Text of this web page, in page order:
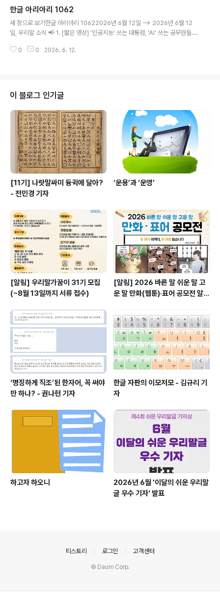
서광화문 한글 현판을 달아야 할 논거를 더욱 체계적으로 세우기 위해 토론회를
엽니다."■ 때: 2026년 6월 29일 월요일 오후 3~6시■ 곳: 한글학회 강당(광
화문)■ 사회이건범 사단법인 한글문화연대 대..
한글 아리아리 1062
새 창으로 보기한글 아리아리 10622026년 6월 12일 --> 2026년 6월 12
일, 우리말 소식 📢 1. [짧은 영상] '인공지능' 쓰는 대통령, 'AI' 쓰는 공무원들.2.
기자상 후보를 추천해주세요 [짧은 영상]'인공지능' 쓰는 대통령,'AI' 쓰는 공무
재명 대통령과 더불어 한글문화연대는 쉬운 우리말을 전파하겠습니다.*영상을
보시고 좋아요 하나씩 부탁드립니다 :)영상으로 [국립..
0 0 2026. 6. 12.
이 블로그 인기글
[11기] 나랏말싸미 듕귁에 달아?
- 전민경 기자
‘운용’과 ‘운영’
[알림] 우리말가꿈이 31기 모집
(~8월 13일까지 서류 접수)
[알림] 2026 바른 말 쉬운 말 고
운 말 만화(웹툰)·표어 공모전 알림
‘명징하게 직조’된 한자어, 꼭 써야
만 하나? - 권나현 기자
한글 자판의 이모저모 - 김규리 기
자
하고자 하오니
2026년 6월 '이달의 쉬운 우리말
글 우수 기자' 발표
티스토리 로그인 고객센터
© Daum Corp.